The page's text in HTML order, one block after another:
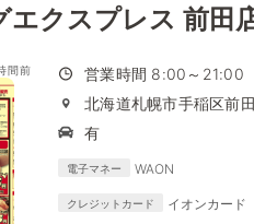
エクスプレス 前田
間前
営業時間 8:00～21:00
北海道札幌市手稲区前
有
電子マネー WAON
クレジットカード イオンカード